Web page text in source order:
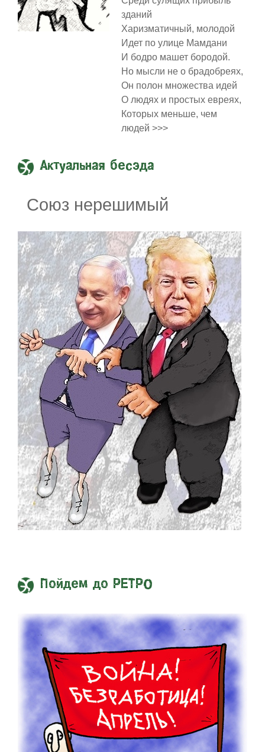
зданий
Харизматичный, молодой
Идет по улице Мамдани
И бодро машет бородой.
Но мысли не о брадобреях,
Он полон множества идей
О людях и простых евреях,
Которых меньше, чем
людей >>>
Актуальная бесэда
Союз нерешимый
Пойдем до РЕТРО